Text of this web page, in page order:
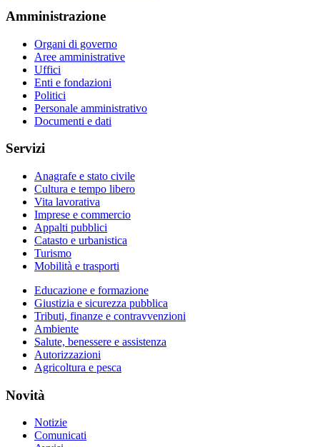
Amministrazione
Organi di governo
Aree amministrative
Uffici
Enti e fondazioni
Politici
Personale amministrativo
Documenti e dati
Servizi
Anagrafe e stato civile
Cultura e tempo libero
Vita lavorativa
Imprese e commercio
Appalti pubblici
Catasto e urbanistica
Turismo
Mobilità e trasporti
Educazione e formazione
Giustizia e sicurezza pubblica
Tributi, finanze e contravvenzioni
Ambiente
Salute, benessere e assistenza
Autorizzazioni
Agricoltura e pesca
Novità
Notizie
Comunicati